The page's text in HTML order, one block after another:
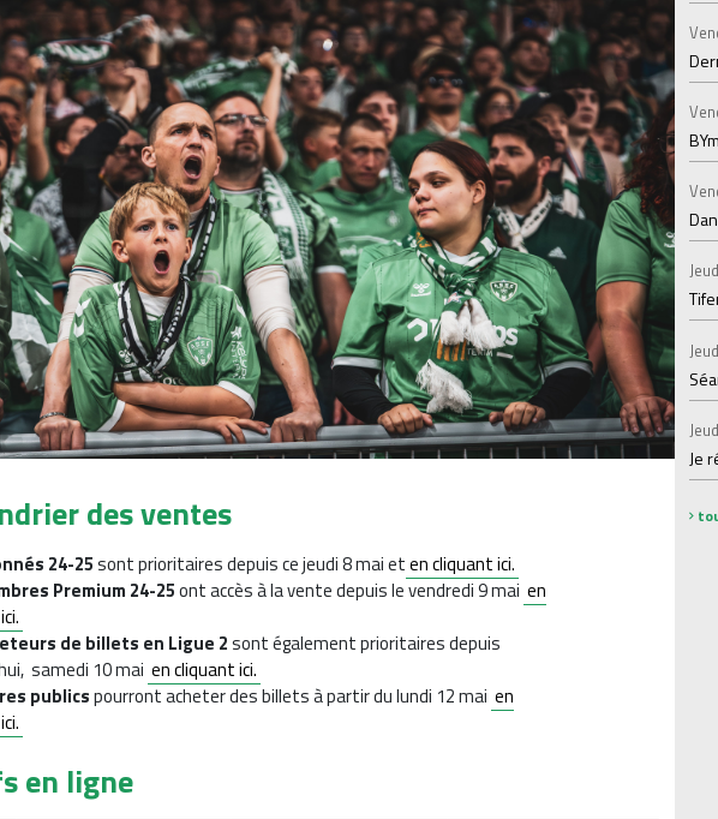
des ventes
24-25sont prioritaires depuis ce jeudi 8 mai eten cliquant ici.
Premium 24-25ont accès à la vente depuis le vendredi 9 mai en
de billets en Ligue 2sont également prioritaires depuis
samedi 10 mai en cliquant ici.
publicspourront acheter des billets à partir du lundi 12 mai en
en ligne
Je